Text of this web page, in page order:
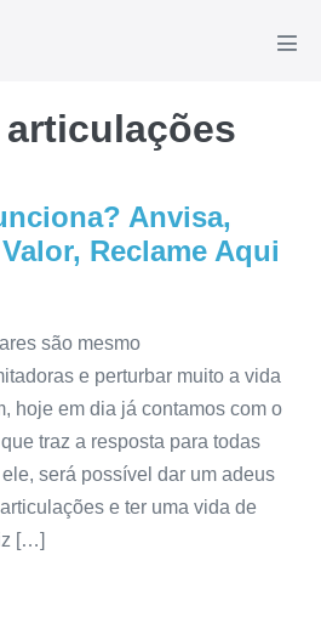
articulações
Anvisa,
Reclame Aqui
são mesmo
e perturbar muito a vida
hoje em dia já contamos com o
traz a resposta para todas
será possível dar um adeus
e ter uma vida de
[…]